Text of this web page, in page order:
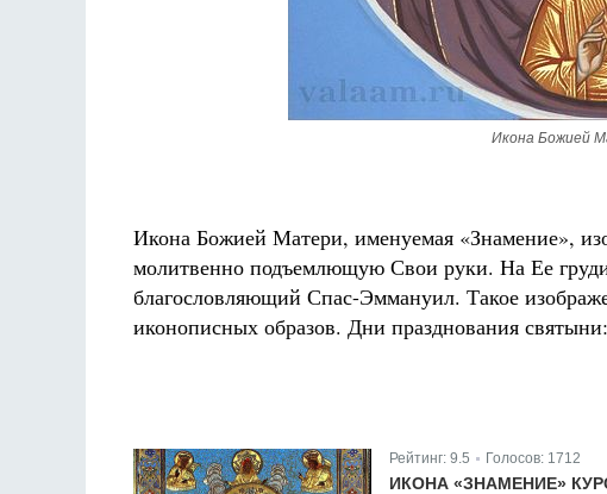
Икона Божией
Икона Божией Матери, именуемая «Знамение»,
молитвенно подъемлющую Свои руки. На Ее
благословляющий Спас-Эммануил. Такое
иконописных образов. Дни празднования
Рейтинг: 9.5 Голосов: 1712
ИКОНА «ЗНАМЕНИЕ»